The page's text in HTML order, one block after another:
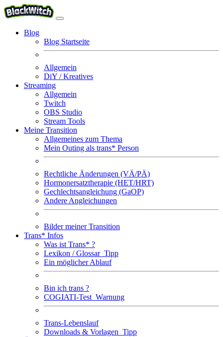
Blog
Blog Startseite
Allgemein
DiY / Kreatives
Streaming
Allgemein
Twitch
OBS Studio
Stream Tools
Meine Transition
Allgemeines zum Thema
Mein Outing als trans* Person
Rechtliche Änderungen (VÄ/PÄ)
Hormonersatztherapie (HET/HRT)
Gechlechtsangleichung (GaOP)
Andere Angleichungen
Bilder meiner Transition
Trans* Infos
Was ist Trans* ?
Lexikon / Glossar Tipp
Ein möglicher Ablauf
Bin ich trans ?
COGIATI-Test Warnung
Trans-Lebenslauf
Downloads & Vorlagen Tipp